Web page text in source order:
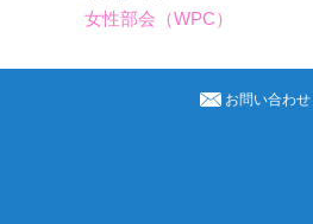
女性部会（WPC）
お問い合わせ